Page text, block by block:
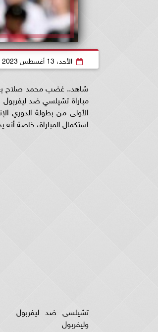
الأحد، 13 أغسطس 2023
شاهد.. غضب محمد صلاح
استكمال المباراة، خاصة
تشيلسى ضد ليفربول
وليفربول